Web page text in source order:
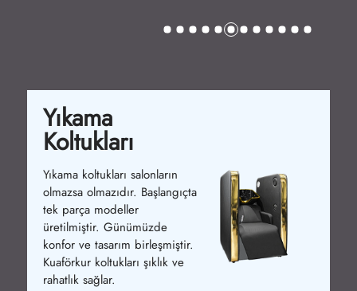
Yıkama
Koltukları
Yıkama koltukları salonların
olmazsa olmazıdır. Başlangıçta
tek parça modeller
üretilmiştir. Günümüzde
konfor ve tasarım birleşmiştir.
Kuaförkur koltukları şıklık ve
rahatlık sağlar.